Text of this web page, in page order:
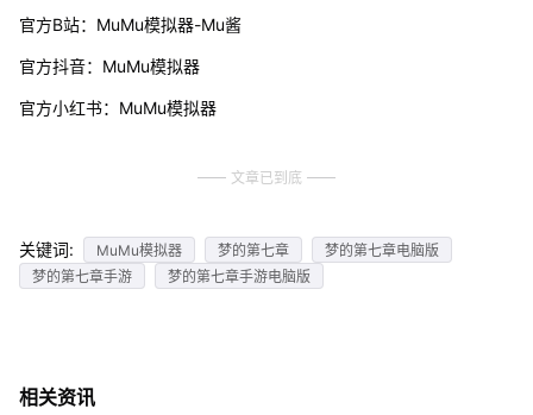
官方B站：MuMu模拟器-Mu酱
官方抖音：MuMu模拟器
官方小红书：MuMu模拟器
文章已到底
关键词: MuMu模拟器 梦的第七章
梦的第七章电脑版
梦的第七章手游
梦的第七章手游电脑版
相关资讯